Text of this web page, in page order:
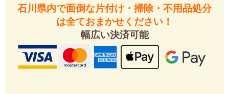
石川県内で面倒な片付け・掃除・不用品処分
は全ておまかせください！
幅広い決済可能